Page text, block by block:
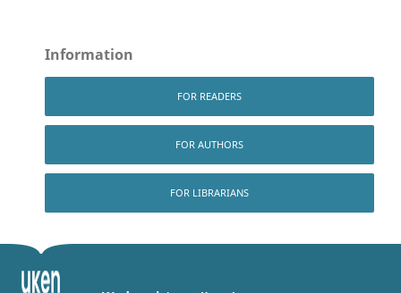
Information
FOR READERS
FOR AUTHORS
FOR LIBRARIANS